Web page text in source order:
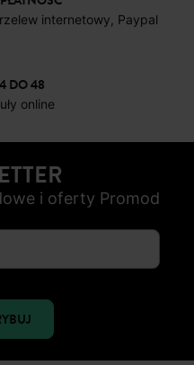
internetowy, Paypal
DO 48
online
i oferty Promod